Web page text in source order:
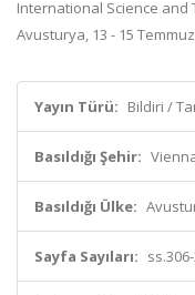
International Science and
Avusturya, 13 - 15
Yayın Türü: Bildiri /
Basıldığı Şehir:
Basıldığı Ülke:
Sayfa Sayıları: